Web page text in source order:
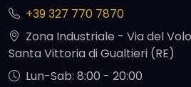
+39 327 770 7870
Zona Industriale - Via del
Santa Vittoria di Gualtieri (RE)
Lun-Sab: 8:00 - 20:00